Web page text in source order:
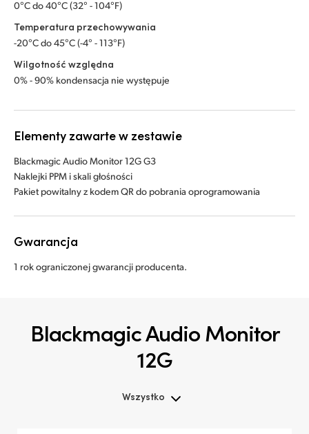
0°C do 40°C (32° - 104°F)
Temperatura przechowywania
-20°C do 45°C (-4° - 113°F)
Wilgotność względna
0% - 90% kondensacja nie występuje
Elementy zawarte w zestawie
Blackmagic Audio Monitor 12G G3
Naklejki PPM i skali głośności
Pakiet powitalny z kodem QR do pobrania oprogramowania
Gwarancja
1 rok ograniczonej gwarancji producenta.
Blackmagic Audio Monitor
12G
Wszystko